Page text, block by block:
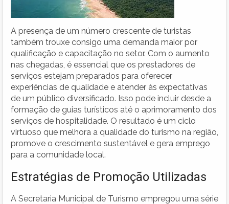
A presença de um número crescente de turistas
também trouxe consigo uma demanda maior por
qualificação e capacitação no setor. Com o aumento
nas chegadas, é essencial que os prestadores de
serviços estejam preparados para oferecer
experiências de qualidade e atender às expectativas
de um público diversificado. Isso pode incluir desde a
formação de guias turísticos até o aprimoramento dos
serviços de hospitalidade. O resultado é um ciclo
virtuoso que melhora a qualidade do turismo na região,
promove o crescimento sustentável e gera emprego
para a comunidade local.
Estratégias de Promoção Utilizadas
A Secretaria Municipal de Turismo empregou uma série